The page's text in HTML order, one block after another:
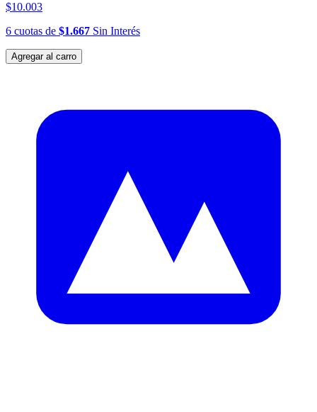
$10.003
6 cuotas de $1.667 Sin Interés
Agregar al carro